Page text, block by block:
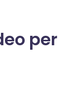
per